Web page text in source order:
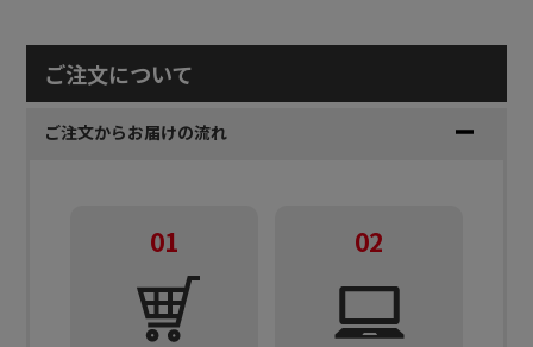
ご注文について
ご注文からお届けの流れ
01 02